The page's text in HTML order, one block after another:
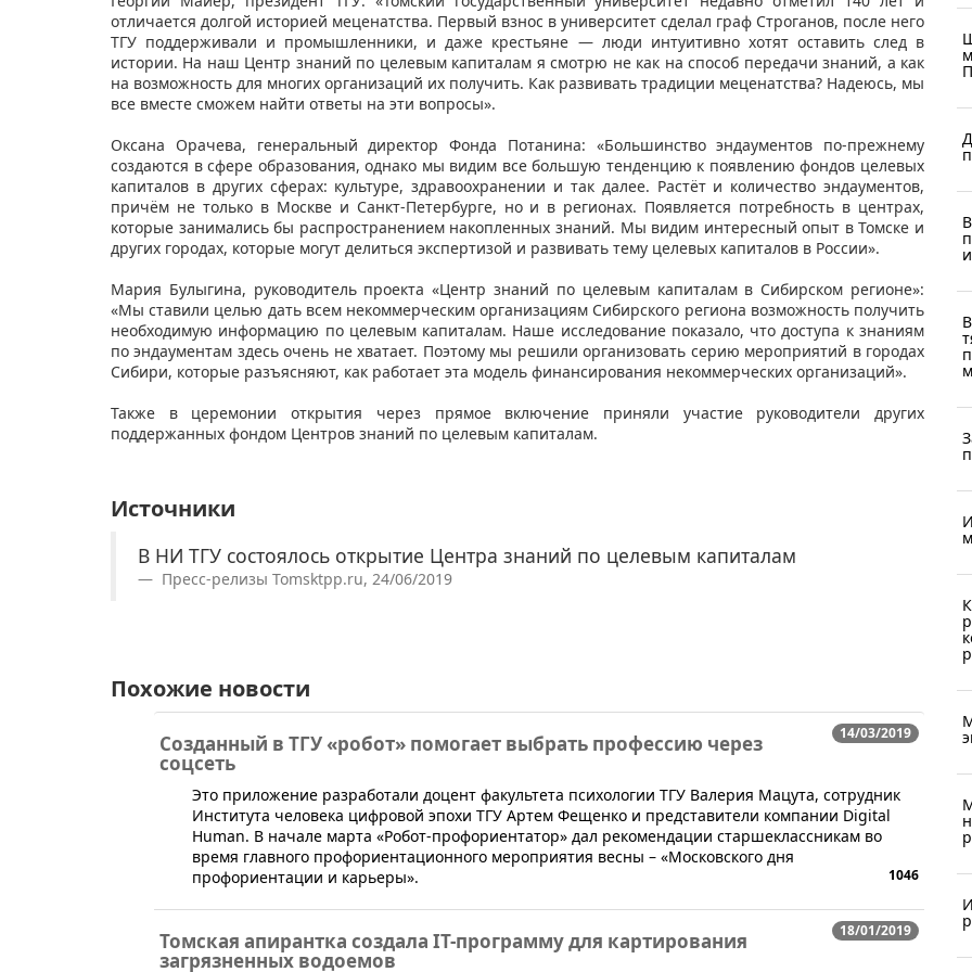
отличается долгой историей меценатства. Первый взнос в университет сделал граф Строганов, после него
ТГУ поддерживали и промышленники, и даже крестьяне — люди интуитивно хотят оставить след в
истории. На наш Центр знаний по целевым капиталам я смотрю не как на способ передачи знаний, а как
на возможность для многих организаций их получить. Как развивать традиции меценатства? Надеюсь, мы
все вместе сможем найти ответы на эти вопросы».
Оксана Орачева, генеральный директор Фонда Потанина: «Большинство эндаументов по-прежнему
создаются в сфере образования, однако мы видим все большую тенденцию к появлению фондов целевых
капиталов в других сферах: культуре, здравоохранении и так далее. Растёт и количество эндаументов,
причём не только в Москве и Санкт-Петербурге, но и в регионах. Появляется потребность в центрах,
которые занимались бы распространением накопленных знаний. Мы видим интересный опыт в Томске и
других городах, которые могут делиться экспертизой и развивать тему целевых капиталов в России».
Мария Булыгина, руководитель проекта «Центр знаний по целевым капиталам в Сибирском регионе»:
«Мы ставили целью дать всем некоммерческим организациям Сибирского региона возможность получить
необходимую информацию по целевым капиталам. Наше исследование показало, что доступа к знаниям
по эндаументам здесь очень не хватает. Поэтому мы решили организовать серию мероприятий в городах
Сибири, которые разъясняют, как работает эта модель финансирования некоммерческих организаций».
Также в церемонии открытия через прямое включение приняли участие руководители других
поддержанных фондом Центров знаний по целевым капиталам.
Источники
В НИ ТГУ состоялось открытие Центра знаний по целевым капиталам
Пресс-релизы Tomsktpp.ru, 24/06/2019
Похожие новости
14/03/2019
Созданный в ТГУ «робот» помогает выбрать профессию через
соцсеть
​Это приложение разработали доцент факультета психологии ТГУ Валерия Мацута, сотрудник
Института человека цифровой эпохи ТГУ Артем Фещенко и представители компании Digital
Human. В начале марта «Робот-профориентатор» дал рекомендации старшеклассникам во
время главного профориентационного мероприятия весны – «Московского дня
профориентации и карьеры».
1046
18/01/2019
Томская апирантка создала IT-программу для картирования
загрязненных водоемов